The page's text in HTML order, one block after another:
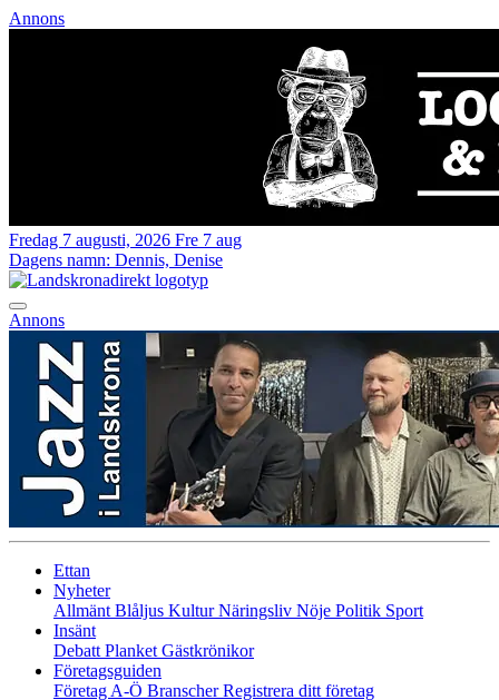
Annons
Fredag 7 augusti, 2026 Fre 7 aug
Dagens namn: Dennis, Denise
Annons
Ettan
Nyheter
Allmänt Blåljus KulturNäringsliv Nöje Politik Sport
Insänt
Debatt Planket Gästkrönikor
Företagsguiden
Företag A-Ö BranscherRegistrera ditt företag